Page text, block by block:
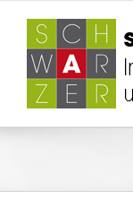
springen